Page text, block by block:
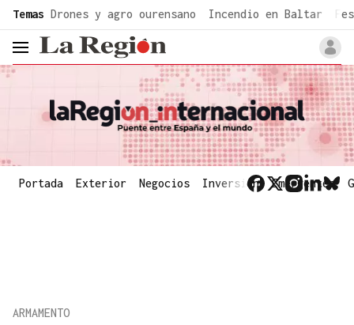
Temas Drones y agro ourensano Incendio en Baltar
header.menu.open
Portada Exterior Negocios Inversión Emergentes
ARMAMENTO